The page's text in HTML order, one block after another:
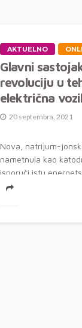
AKTUELNO
Glavni
revoluciju u
električna
20 septembra, 2021
Nova, natrijum-
nametnula kao
isporuči istu
litijum-jonske...